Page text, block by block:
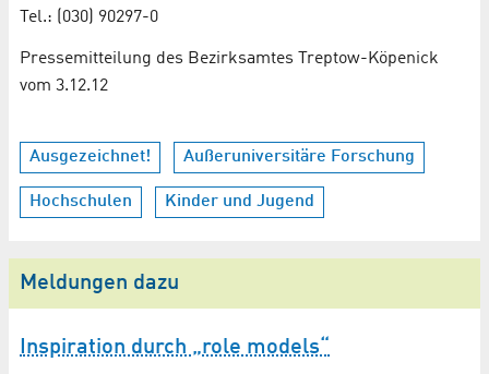
Tel.: (030) 90297-0
Pressemitteilung des Bezirksamtes Treptow-Köpenick
vom 3.12.12
Ausgezeichnet! Außeruniversitäre Forschung
Hochschulen Kinder und Jugend
Meldungen dazu
Inspiration durch „role models“